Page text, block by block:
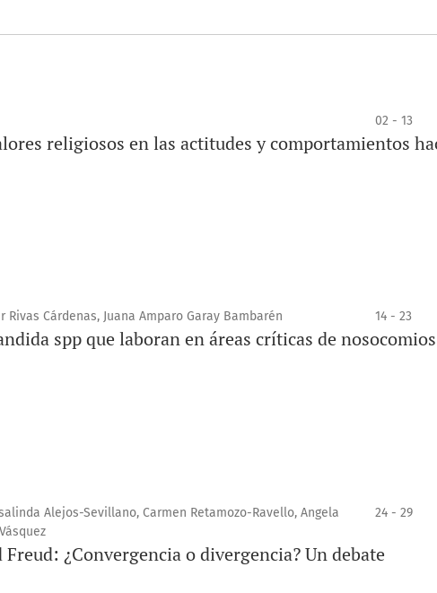
02 - 13
religiosos en las actitudes y comportamientos
Cárdenas, Juana Amparo Garay Bambarén 14 - 23
spp que laboran en áreas críticas de
Alejos-Sevillano, Carmen Retamozo-Ravello, Angela
24 - 29
¿Convergencia o divergencia? Un debate